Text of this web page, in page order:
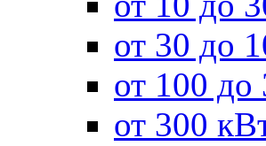
от 30 до
от 100 до
от 300